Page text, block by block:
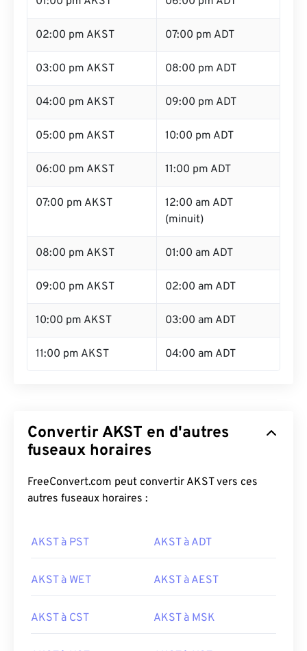
02:00 pm AKST 07:00 pm ADT
03:00 pm AKST 08:00 pm ADT
04:00 pm AKST 09:00 pm ADT
05:00 pm AKST 10:00 pm ADT
06:00 pm AKST 11:00 pm ADT
07:00 pm AKST
12:00 am ADT
(minuit)
08:00 pm AKST 01:00 am ADT
09:00 pm AKST 02:00 am ADT
10:00 pm AKST 03:00 am ADT
11:00 pm AKST 04:00 am ADT
Convertir AKST en d'autres
fuseaux horaires
FreeConvert.com peut convertir AKST vers ces
autres fuseaux horaires :
AKST à PST AKST à ADT
AKST à WET AKST à AEST
AKST à CST AKST à MSK